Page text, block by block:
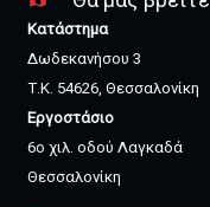
Κατάστημα
Δωδεκανήσου 3
Τ.Κ. 54626, Θεσσαλονίκη
Εργοστάσιο
6ο χιλ. οδού Λαγκαδά
Θεσσαλονίκη